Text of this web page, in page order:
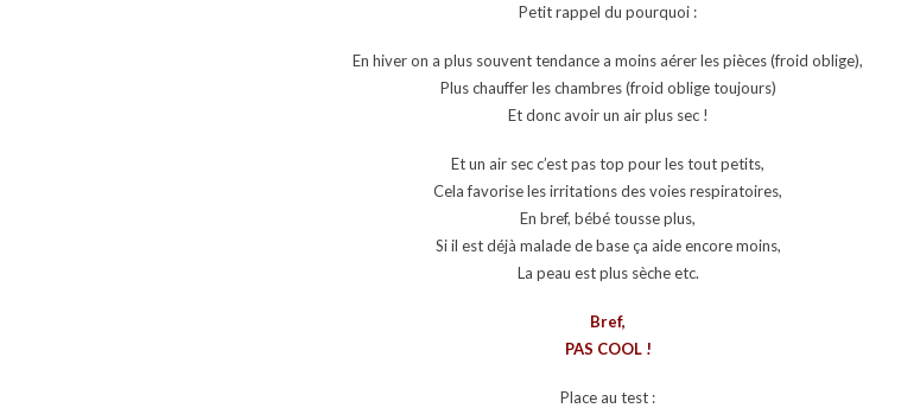
Petit rappel du pourquoi :
En hiver on a plus souvent tendance a moins aérer les pièces (froid oblige),
Plus chauffer les chambres (froid oblige toujours)
Et donc avoir un air plus sec !
Et un air sec c’est pas top pour les tout petits,
Cela favorise les irritations des voies respiratoires,
En bref, bébé tousse plus,
Si il est déjà malade de base ça aide encore moins,
La peau est plus sèche etc.
Bref,
PAS COOL !
Place au test :